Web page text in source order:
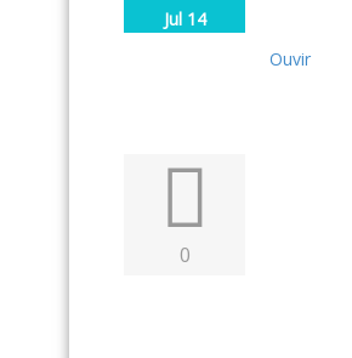
Jul 14
0
Ouvir